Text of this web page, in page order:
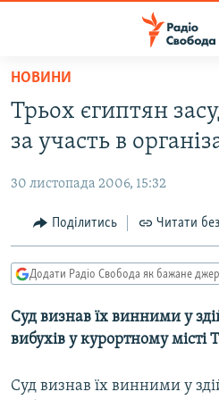
Перейти
основного
матеріалу
Перейти
до
навігації
Перейти
до
ВСЕ ЗА ДОБУ
СТАТТІ
ПОЛІТИКА
ЕКОНОМІКА
КУЛЬТУРА
СПОРТ
УКРАЇНА
СВІТ
ВІЙНА
РОСІЙСЬКА «ФІЛЬТРАЦІЯ»
КРИМ.РЕАЛІЇ
ТИ ЯК?
СХЕМИ
КИТАЙ.ВИКЛИКИ
НОВИНИ
Трьох єгиптян
за участь в
30 листопада 2006, 15:32
Поділитись Читати
Додати Радіо Свобода як бажане
Суд визнав їх винними у
вибухів у курортному місті
Суд визнав їх винними у